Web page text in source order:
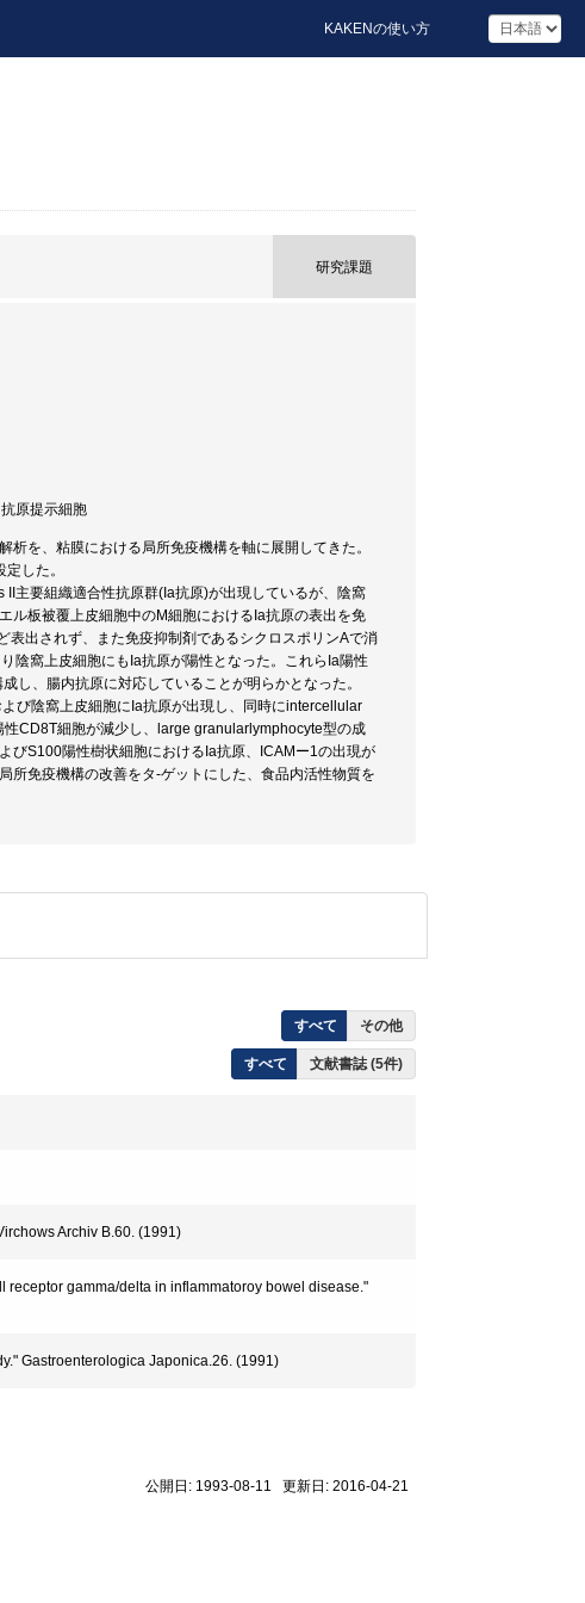
KAKENの使い方
研究課題
原提示細胞
を、粘膜における局所免疫機構を軸に展開してきた。
した。
主要組織適合性抗原群(Ia抗原)が出現しているが、陰窩
ル板被覆上皮細胞中のM細胞におけるIa抗原の表出を免
出されず、また免疫抑制剤であるシクロスポリンAで消
陰窩上皮細胞にもIa抗原が陽性となった。これらIa陽性
し、腸内抗原に対応していることが明らかとなった。
び陰窩上皮細胞にIa抗原が出現し、同時にintercellular
CD8T細胞が減少し、large granularlymphocyte型の成
びS100陽性樹状細胞におけるIa抗原、ICAMー1の出現が
所免疫機構の改善をタ-ゲットにした、食品内活性物質を
すべて その他
すべて 文献書誌 (5件)
Archiv B.60. (1991)
receptor gamma/delta in inflammatoroy bowel disease."
Gastroenterologica Japonica.26. (1991)
公開日: 1993-08-11 更新日: 2016-04-21